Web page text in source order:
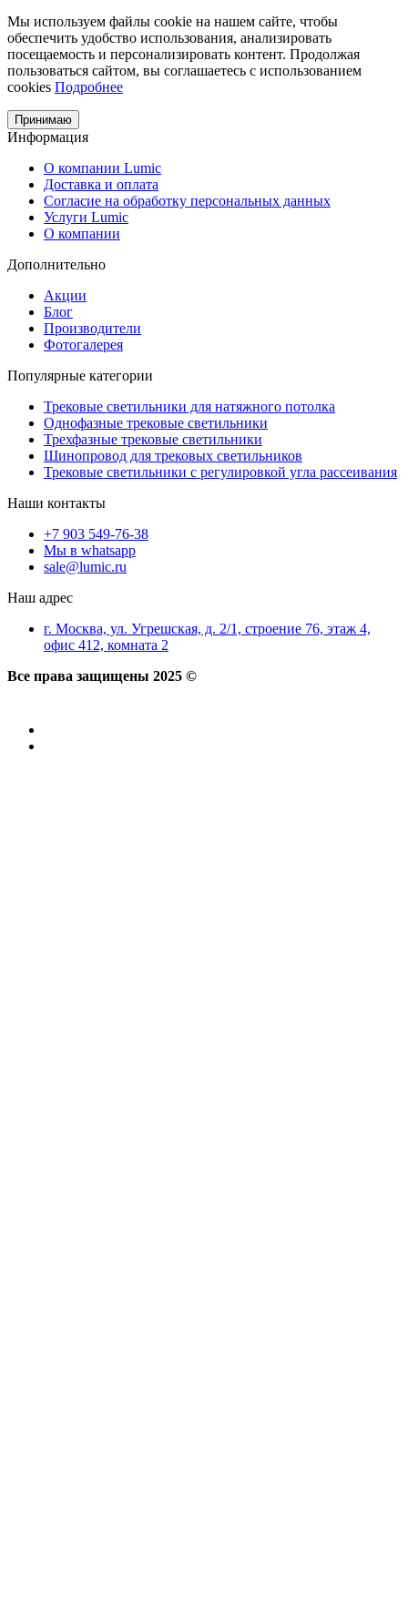
Мы используем файлы cookie на нашем сайте, чтобы
обеспечить удобство использования, анализировать
посещаемость и персонализировать контент. Продолжая
пользоваться сайтом, вы соглашаетесь с использованием
cookies Подробнее
Принимаю
Информация
О компании Lumic
Доставка и оплата
Согласие на обработку персональных данных
Услуги Lumic
О компании
Дополнительно
Акции
Блог
Производители
Фотогалерея
Популярные категории
Трековые светильники для натяжного потолка
Однофазные трековые светильники
Трехфазные трековые светильники
Шинопровод для трековых светильников
Трековые светильники с регулировкой угла рассеивания
Наши контакты
+7 903 549-76-38
Мы в whatsapp
sale@lumic.ru
Наш адрес
г. Москва, ул. Угрешская, д. 2/1, строение 76, этаж 4,
офис 412, комната 2
Все права защищены 2025 ©